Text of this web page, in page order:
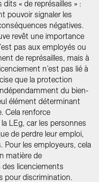
« de représailles » :
pouvoir signaler les
négatives.
revêt une importance
pas aux employés ou
de représailles, mais à
n’est pas lié à
que la protection
du bien-
élément déterminant
Cela renforce
LEg, car les personnes
de perdre leur emploi,
Pour les employeurs, cela
matière de
licenciements
pour discrimination.